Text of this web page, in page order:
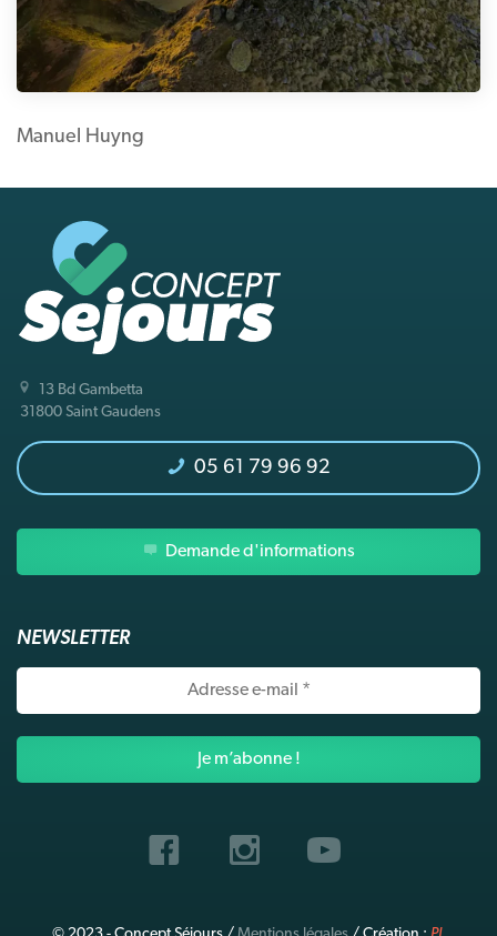
Manuel Huyng
13 Bd Gambetta
31800 Saint Gaudens
05 61 79 96 92
Demande d'informations
NEWSLETTER